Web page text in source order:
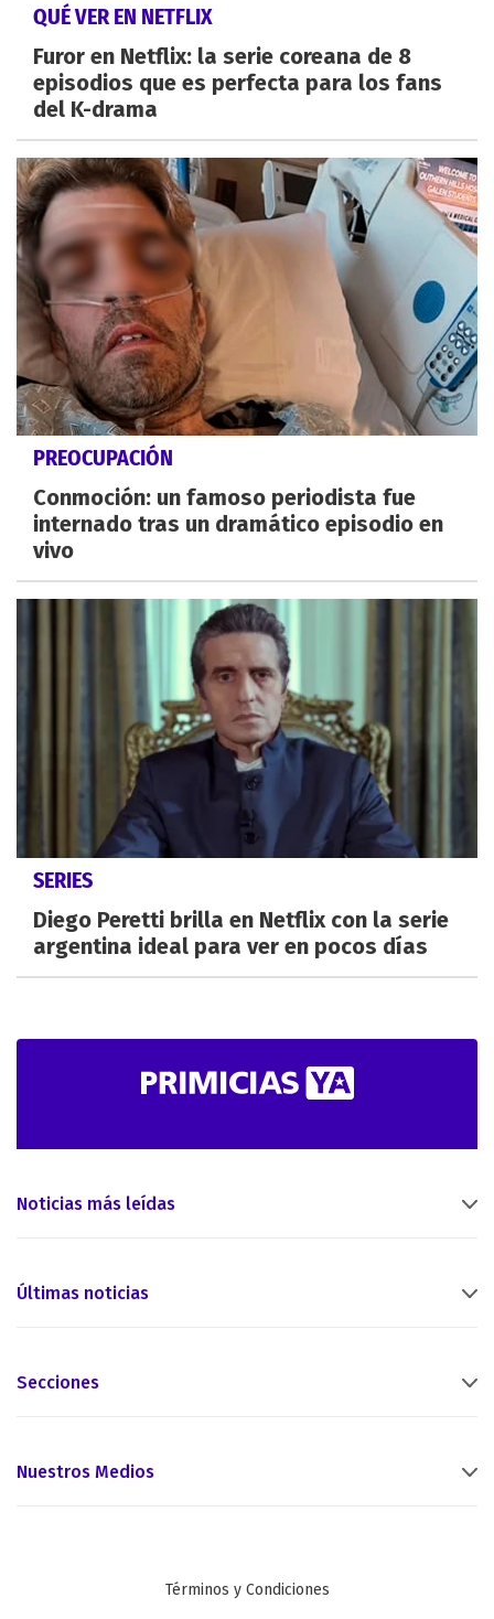
QUÉ VER EN NETFLIX
Furor en Netflix: la serie coreana de 8
episodios que es perfecta para los fans
del K-drama
PREOCUPACIÓN
Conmoción: un famoso periodista fue
internado tras un dramático episodio en
vivo
SERIES
Diego Peretti brilla en Netflix con la serie
argentina ideal para ver en pocos días
Noticias más leídas
Últimas noticias
Secciones
Nuestros Medios
Términos y Condiciones